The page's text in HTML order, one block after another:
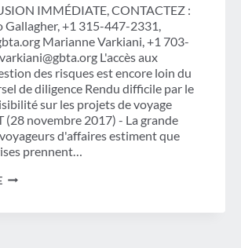
IMMÉDIATE, CONTACTEZ :
Gallagher, +1 315-447-2331,
Marianne Varkiani, +1 703-
L'accès aux
des risques est encore loin du
de diligence Rendu difficile par le
sur les projets de voyage
(28 novembre 2017) - La grande
d'affaires estiment que
prennent…
L'ACCÈS
DE